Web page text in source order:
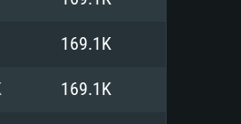
3600 이상
하지 않습니
169.1K
169.1K